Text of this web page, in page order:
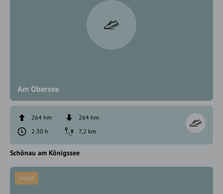
Am Obersee
264 hm
264 hm
2:30 h
7,2 km
Schönau am Königssee
mittel